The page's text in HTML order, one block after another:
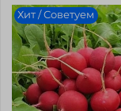
Хит / Советуем